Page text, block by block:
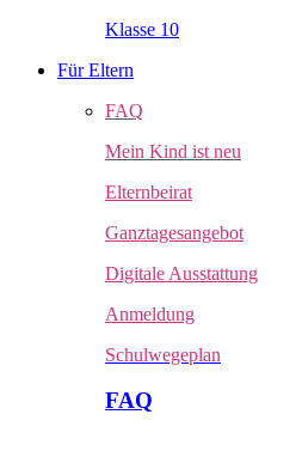
Klasse 10
Für Eltern
FAQ
Mein Kind ist neu
Elternbeirat
Ganztagesangebot
Digitale Ausstattung
Anmeldung
Schulwegeplan
FAQ